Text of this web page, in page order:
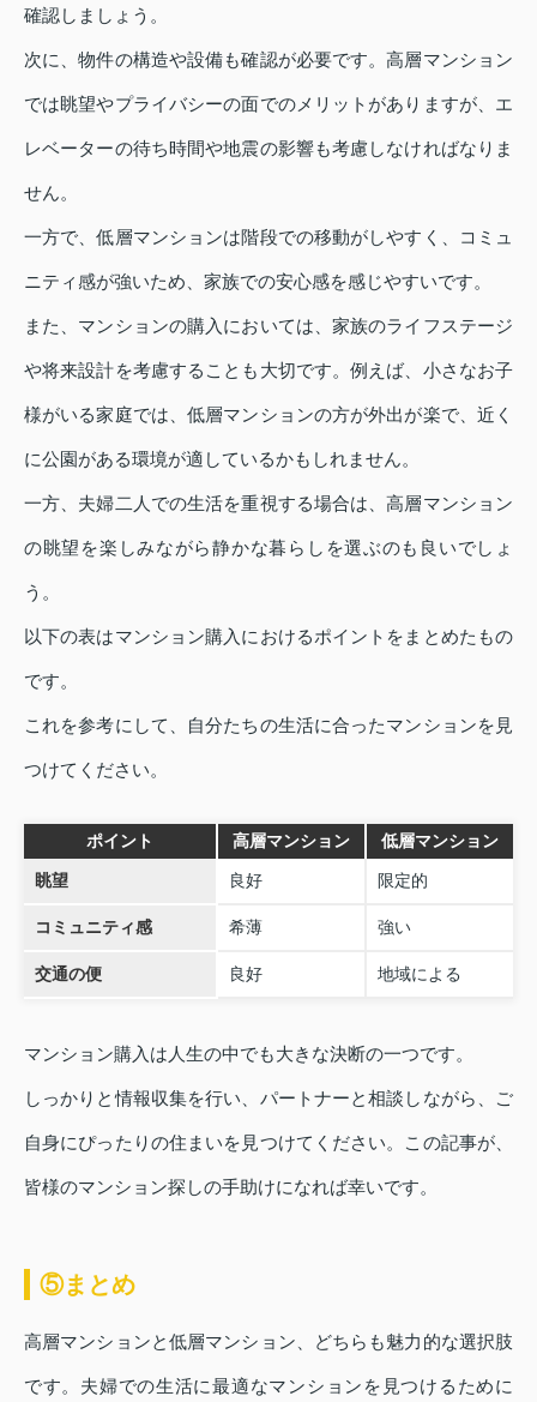
確認しましょう。
次に、物件の構造や設備も確認が必要です。高層マンション
では眺望やプライバシーの面でのメリットがありますが、エ
レベーターの待ち時間や地震の影響も考慮しなければなりま
せん。
一方で、低層マンションは階段での移動がしやすく、コミュ
ニティ感が強いため、家族での安心感を感じやすいです。
また、マンションの購入においては、家族のライフステージ
や将来設計を考慮することも大切です。例えば、小さなお子
様がいる家庭では、低層マンションの方が外出が楽で、近く
に公園がある環境が適しているかもしれません。
一方、夫婦二人での生活を重視する場合は、高層マンション
の眺望を楽しみながら静かな暮らしを選ぶのも良いでしょ
う。
以下の表はマンション購入におけるポイントをまとめたもの
です。
これを参考にして、自分たちの生活に合ったマンションを見
つけてください。
ポイント 高層マンション 低層マンション
眺望 良好 限定的
コミュニティ感 希薄 強い
交通の便 良好 地域による
マンション購入は人生の中でも大きな決断の一つです。
しっかりと情報収集を行い、パートナーと相談しながら、ご
自身にぴったりの住まいを見つけてください。この記事が、
皆様のマンション探しの手助けになれば幸いです。
⑤まとめ
高層マンションと低層マンション、どちらも魅力的な選択肢
です。夫婦での生活に最適なマンションを見つけるために